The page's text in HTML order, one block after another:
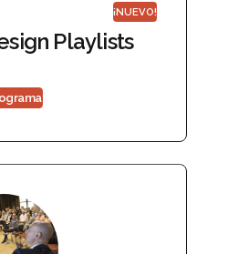
¡NUEVO!
Playlists